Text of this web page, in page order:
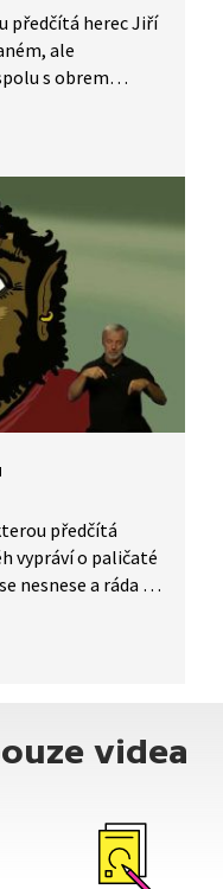
předčítá herec Jiří
ale
s obrem
řeči.
předčítá
vypráví o paličaté
nesnese a ráda se
videa